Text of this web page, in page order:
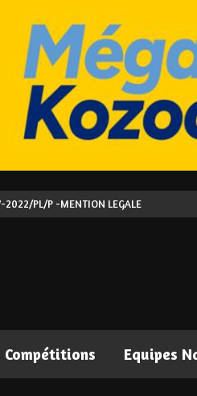
2022/PL/P -MENTION LEGALE
Compétitions Equipes